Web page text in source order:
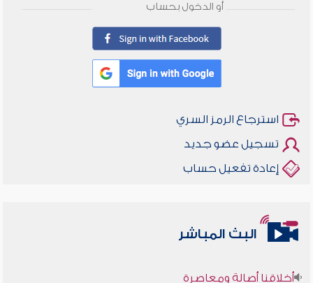
أو الدخول بحساب
استرجاع الرمز السري
تسجيل عضو جديد
إعادة تفعيل حساب
البث المباشر